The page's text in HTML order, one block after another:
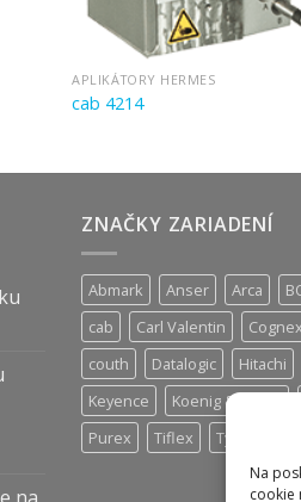
Na
cookie
APLIKÁTORY HERMES
cab 4214
ZNAČKY ZARIADENÍ
Abmark Anser Arca
cab
Carl Valentin
Cognex
couth
Datalogic
Hitachi
Keyence
Koenig & Bauer
Purex
Tiflex Tykma